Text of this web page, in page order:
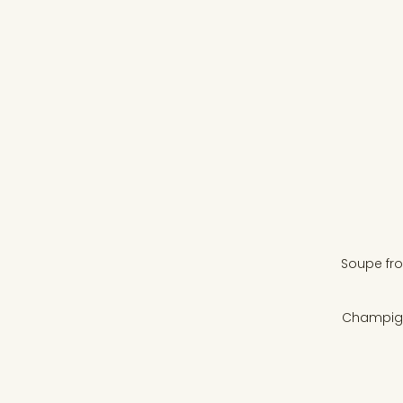
Soupe